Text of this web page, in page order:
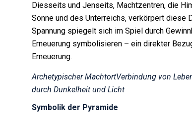
Diesseits und Jenseits, Machtzentren, die
Sonne und des Unterreichs, verkörpert diese
Spannung spiegelt sich im Spiel durch
Erneuerung symbolisieren – ein direkter
Erneuerung.
Archetypischer MachtortVerbindung von
durch Dunkelheit und Licht
Symbolik der Pyramide